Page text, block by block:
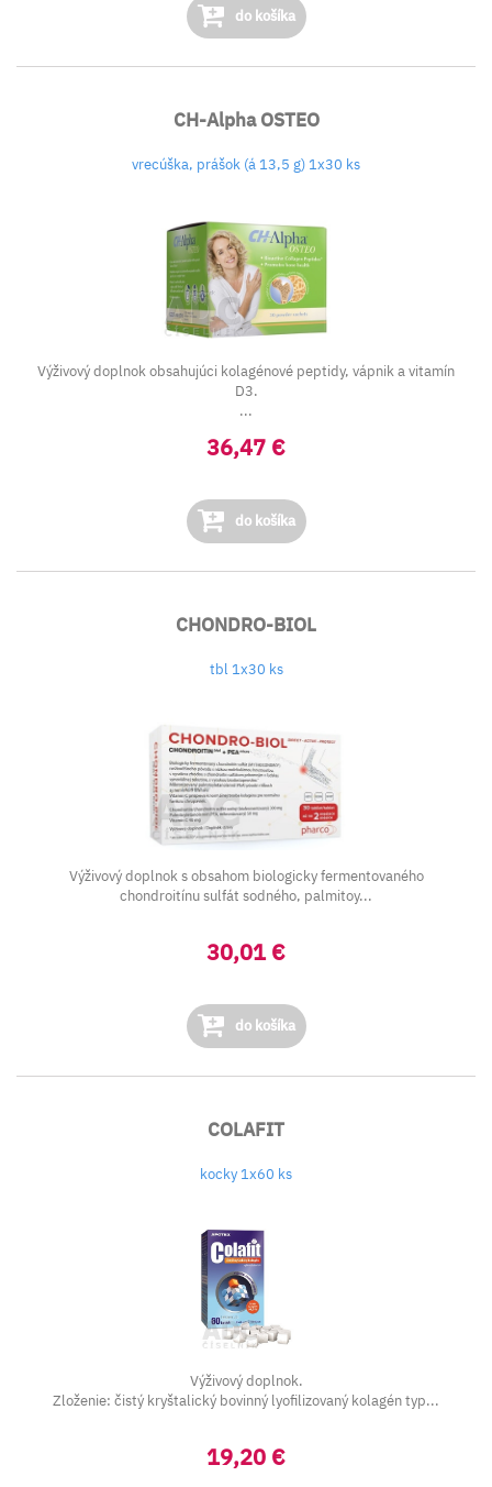
do košíka
CH-Alpha OSTEO
vrecúška, prášok (á 13,5 g) 1x30 ks
Výživový doplnok obsahujúci kolagénové peptidy, vápnik a vitamín
D3.
...
36,47 €
do košíka
CHONDRO-BIOL
tbl 1x30 ks
Výživový doplnok s obsahom biologicky fermentovaného
chondroitínu sulfát sodného, palmitoy...
30,01 €
do košíka
COLAFIT
kocky 1x60 ks
Výživový doplnok.
Zloženie: čistý kryštalický bovinný lyofilizovaný kolagén typ...
19,20 €